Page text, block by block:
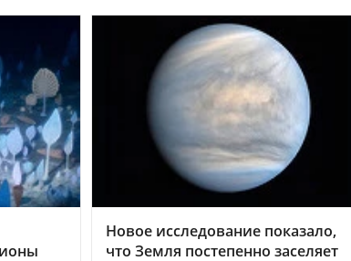
Новое исследование показало,
что Земля постепенно заселяет